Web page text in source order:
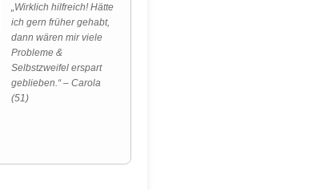
„Wirklich hilfreich! Hätte
ich gern früher gehabt,
dann wären mir viele
Probleme &
Selbstzweifel erspart
geblieben.“ – Carola
(51)